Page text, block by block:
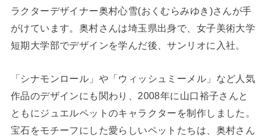
ラクターデザイナー奥村心雪(おくむらみゆき)さんが手
がけています。奥村さんは埼玉県出身で、女子美術大学
短期大学部でデザインを学んだ後、サンリオに入社。
「シナモンロール」や「ウィッシュミーメル」など人気
作品のデザインにも関わり、2008年に山口裕子さんと
ともにジュエルペットのキャラクターを制作しました。
宝石をモチーフにした愛らしいペットたちは、奥村さん